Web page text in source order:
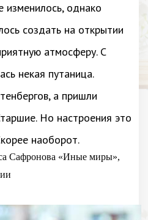
изменилось, однако
создать на открытии
атмосферу. С
некая путаница.
а пришли
Но настроения это
наоборот.
Сафронова «Иные миры»,